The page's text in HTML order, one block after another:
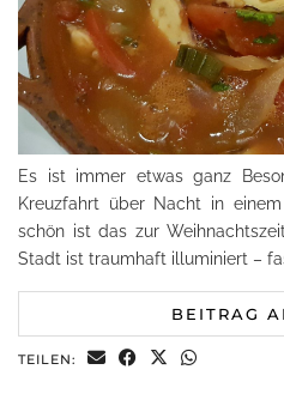
Es ist immer etwas ganz
Kreuzfahrt über Nacht in
schön ist das zur
Stadt ist traumhaft illuminiert –
BEITRAG
TEILEN: